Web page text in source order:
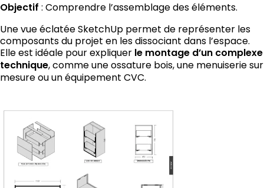
Objectif : Comprendre l’assemblage des éléments.
Une vue éclatée SketchUp permet de représenter les
composants du projet en les dissociant dans l’espace.
Elle est idéale pour expliquer le montage d’un complexe
technique, comme une ossature bois, une menuiserie sur
mesure ou un équipement CVC.